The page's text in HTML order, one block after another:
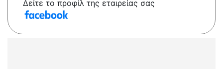
Δείτε το προφίλ της εταιρείας σας